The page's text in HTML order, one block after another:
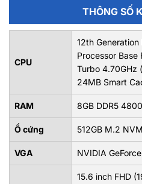
THÔNG SỐ
CPU
12th
Processor
Turbo 4.70GHz
24MB Smart
RAM 8GB DDR5
Ổ cứng 512GB M.2
VGA NVIDIA
15.6 inch FHD